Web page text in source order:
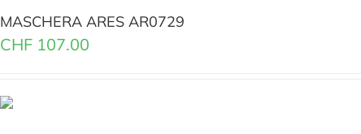
MASCHERA ARES AR0729
CHF 107.00